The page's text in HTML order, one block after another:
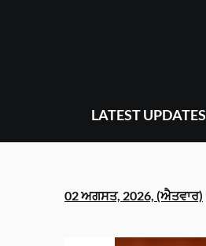
LATEST UPDATES
02 ਅਗਸਤ, 2026, (ਐਤਵਾਰ)